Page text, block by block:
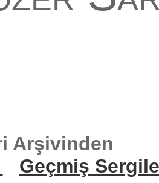
Arşivinden
Geçmiş